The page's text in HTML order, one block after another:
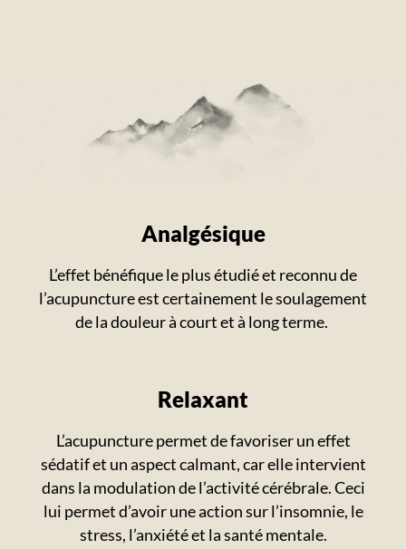
Analgésique
L’effet bénéfique le plus étudié et reconnu de
l’acupuncture est certainement le soulagement
de la douleur à court et à long terme.
Relaxant
L’acupuncture permet de favoriser un effet
sédatif et un aspect calmant, car elle intervient
dans la modulation de l’activité cérébrale. Ceci
lui permet d’avoir une action sur l’insomnie, le
stress, l’anxiété et la santé mentale.